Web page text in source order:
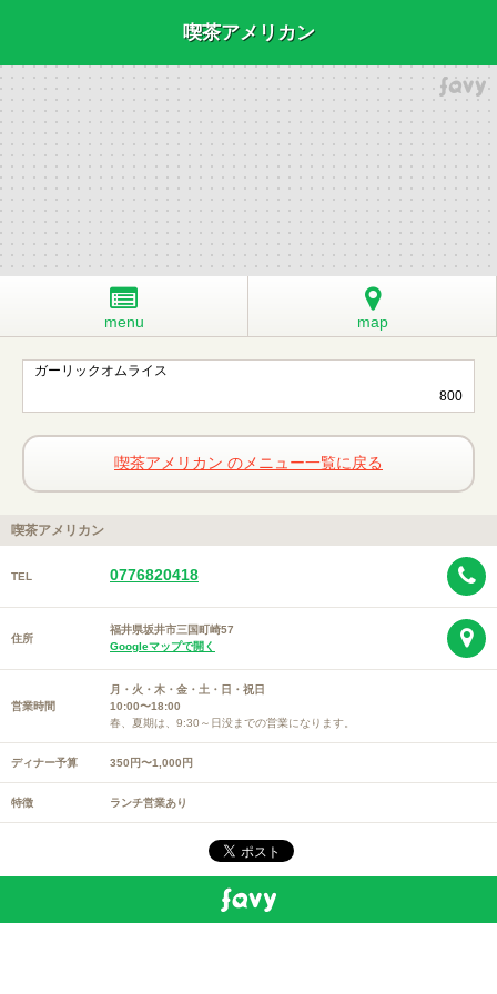
喫茶アメリカン
menu map
ガーリックオムライス
800
喫茶アメリカン のメニュー一覧に戻る
喫茶アメリカン
TEL 0776820418
住所
福井県坂井市三国町崎57
Googleマップで開く
営業時間
月・火・木・金・土・日・祝日
10:00〜18:00
春、夏期は、9:30～日没までの営業になります。
ディナー予算 350円〜1,000円
特徴 ランチ営業あり